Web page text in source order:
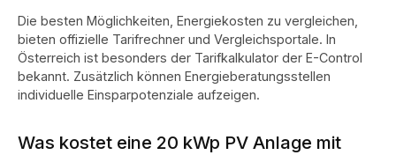
Die besten Möglichkeiten, Energiekosten zu vergleichen,
bieten offizielle Tarifrechner und Vergleichsportale. In
Österreich ist besonders der Tarifkalkulator der E-Control
bekannt. Zusätzlich können Energieberatungsstellen
individuelle Einsparpotenziale aufzeigen.
Was kostet eine 20 kWp PV Anlage mit